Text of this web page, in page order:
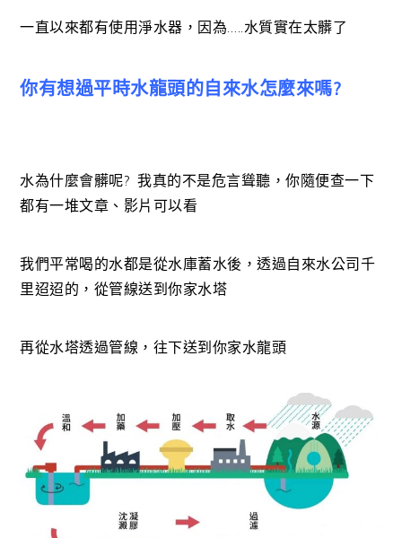
一直以來都有使用淨水器，因為…..水質實在太髒了
你有想過平時水龍頭的自來水怎麼來嗎?
水為什麼會髒呢? 我真的不是危言聳聽，你隨便查一下
都有一堆文章、影片可以看
我們平常喝的水都是從水庫蓄水後，透過自來水公司千
里迢迢的，從管線送到你家水塔
再從水塔透過管線，往下送到你家水龍頭